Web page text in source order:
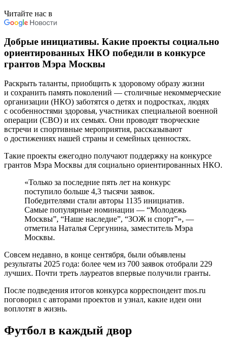
Читайте нас в
Добрые инициативы. Какие проекты социально
ориентированных НКО победили в конкурсе
грантов Мэра Москвы
Раскрыть таланты, приобщить к здоровому образу жизни
и сохранить память поколений — столичные некоммерческие
организации (НКО) заботятся о детях и подростках, людях
с особенностями здоровья, участниках специальной военной
операции (СВО) и их семьях. Они проводят творческие
встречи и спортивные мероприятия, рассказывают
о достижениях нашей страны и семейных ценностях.
Такие проекты ежегодно получают поддержку на конкурсе
грантов Мэра Москвы для социально ориентированных НКО.
«Только за последние пять лет на конкурс
поступило больше 4,3 тысячи заявок.
Победителями стали авторы 1135 инициатив.
Самые популярные номинации — “Молодежь
Москвы”, “Наше наследие”, “ЗОЖ и спорт”», —
отметила Наталья Сергунина, заместитель Мэра
Москвы.
Совсем недавно, в конце сентября, были объявлены
результаты 2025 года: более чем из 700 заявок отобрали 229
лучших. Почти треть лауреатов впервые получили гранты.
После подведения итогов конкурса корреспондент mos.ru
поговорил с авторами проектов и узнал, какие идеи они
воплотят в жизнь.
Футбол в каждый двор